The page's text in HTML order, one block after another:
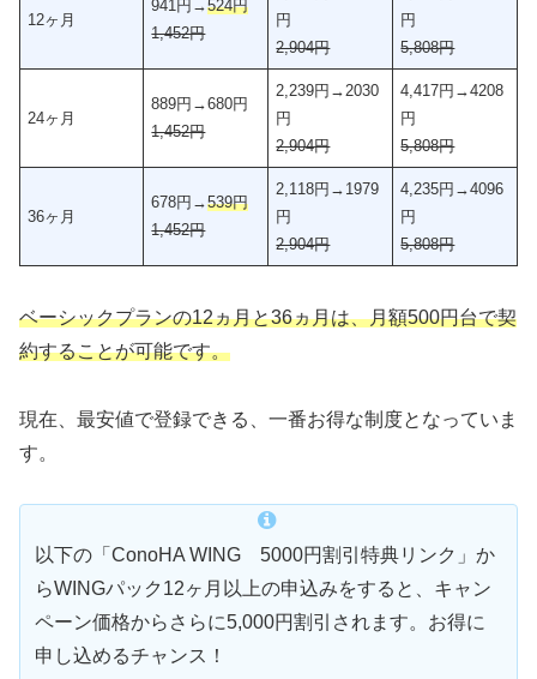
12ヶ月
941円→524円
1,452円
円
2,904円
円
5,808円
24ヶ月
889円→680円
1,452円
2,239円→2030
円
2,904円
4,417円→4208
円
5,808円
36ヶ月
678円→539円
1,452円
2,118円→1979
円
2,904円
4,235円→4096
円
5,808円
ベーシックプランの12ヵ月と36ヵ月は、月額500円台で契
約することが可能です。
現在、最安値で登録できる、一番お得な制度となっていま
す。
以下の「ConoHA WING 5000円割引特典リンク」か
らWINGパック12ヶ月以上の申込みをすると、キャン
ペーン価格からさらに5,000円割引されます。お得に
申し込めるチャンス！